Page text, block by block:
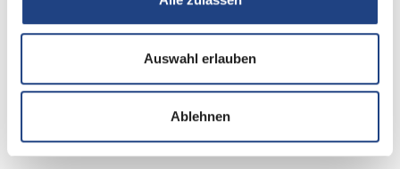
Auswahl erlauben
Ablehnen